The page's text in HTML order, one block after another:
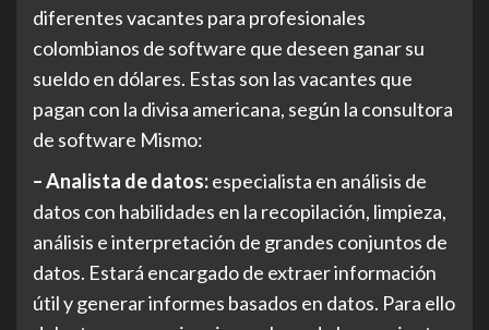
diferentes vacantes para profesionales
colombianos de software que deseen ganar su
sueldo en dólares. Estas son las vacantes que
pagan con la divisa americana, según la consultora
de software Mismo:
– Analista de datos:especialista en análisis de
datos con habilidades en la recopilación, limpieza,
análisis e interpretación de grandes conjuntos de
datos. Estará encargado de extraer información
útil y generar informes basados en datos. Para ello